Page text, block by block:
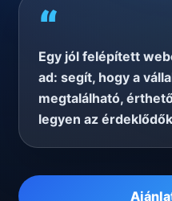
“
Egy jól felépített
ad: segít, hogy a
megtalálható,
legyen az